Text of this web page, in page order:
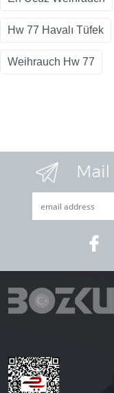
Hw 77 Havalı Tüfek
Weihrauch Hw 77